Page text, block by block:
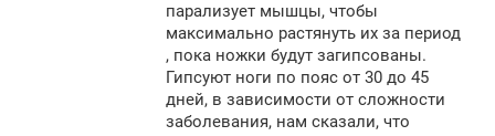
парализует мышцы, чтобы
максимально растянуть их за период
, пока ножки будут загипсованы.
Гипсуют ноги по пояс от 30 до 45
дней, в зависимости от сложности
заболевания, нам сказали, что